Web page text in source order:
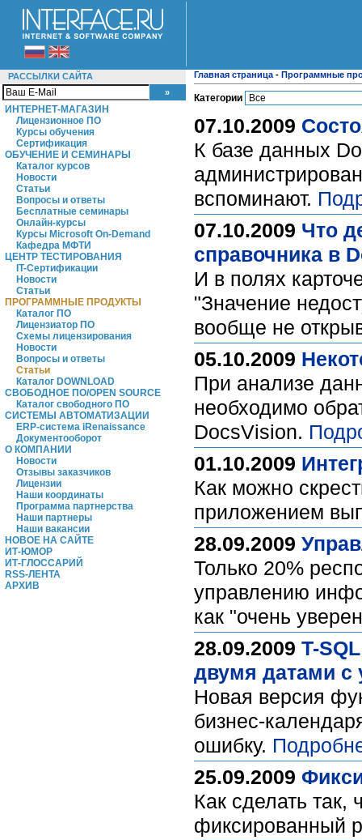
РАССЫЛКИ САЙТА
ИНТЕРНЕТ-МАГАЗИН
Лицензионное ПО
Курсы обучения
Сертификация
ОБУЧЕНИЕ И СЕМИНАРЫ
Каталог курсов
Новости
Статьи
Вопросы и ответы
Бесплатные семинары
Онлайн-курсы
Курсы Microsoft On-Demand
Кафедра МФТИ
ЦЕНТР ТЕСТИРОВАНИЯ
IT-Сертификации
Новости
Статьи
ПРОГРАММНЫЕ ПРОДУКТЫ
Каталог ПО
Лицензиатор ПО
Схемы лицензирования
Новости
Вопросы и ответы
Статьи
Каталог DOWNLOAD
СВОБОДНОЕ ПО/OPEN SOURCE
Каталог свободного ПО
СИСТЕМЫ АВТОМАТИЗАЦИИ
ERP-система iRenaissance
Документооборот
О КОМПАНИИ
Новости
Отзывы заказчиков
Лицензии
Наши координаты
Программа партнерства
Наши партнеры
Наши вакансии
НОВОЕ НА САЙТЕ
ИТ-ЮМОР
ИТ-ГЛОССАРИЙ
RSS-ЛЕНТА
АРХИВ
Главная страница - Программные
Категории
07.10.2009
К базе данных
вспоминают.
07.10.2009 Что
справочника в
И в полях
"Значение
вообще не
05.10.2009
При анализе
необходимо
DocsVision.
01.10.2009
Как можно
приложением
28.09.2009
Только 20%
управлению
как "очень
28.09.2009 T-
двумя датами с
Новая версия
бизнес-
ошибку.
25.09.2009
Как сделать так,
фиксированный